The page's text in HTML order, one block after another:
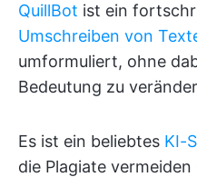
QuillBot ist ein
Umschreiben von
umformuliert, ohne
Bedeutung zu
Es ist ein beliebtes KI-
die Plagiate